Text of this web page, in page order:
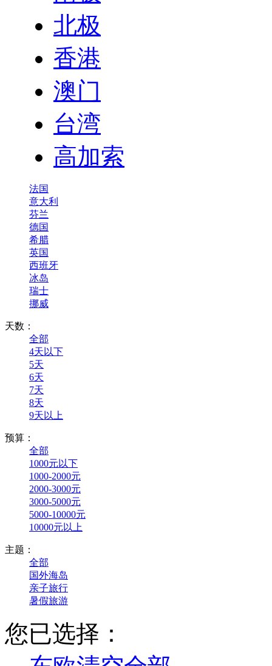
北极
香港
澳门
台湾
高加索
法国
意大利
芬兰
德国
希腊
英国
西班牙
冰岛
瑞士
挪威
天数：
全部
4天以下
5天
6天
7天
8天
9天以上
预算：
全部
1000元以下
1000-2000元
2000-3000元
3000-5000元
5000-10000元
10000元以上
主题：
全部
国外海岛
亲子旅行
暑假旅游
您已选择：